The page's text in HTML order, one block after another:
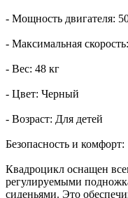
- Мощность двигателя:
- Максимальная
- Вес: 48 кг
- Цвет: Черный
- Возраст: Для детей
Безопасность и комфорт:
Квадроцикл оснащен
регулируемыми
сиденьями. Это